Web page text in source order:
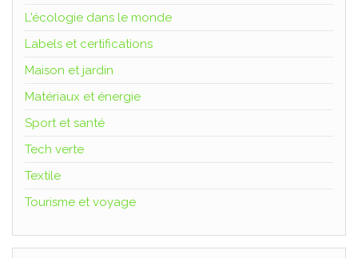
L'écologie dans le monde
Labels et certifications
Maison et jardin
Matériaux et énergie
Sport et santé
Tech verte
Textile
Tourisme et voyage